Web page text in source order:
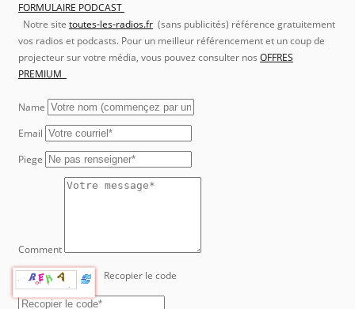
FORMULAIRE PODCAST
Notre site toutes-les-radios.fr (sans publicités) référence gratuitement
vos radios et podcasts. Pour un meilleur référencement et un coup de
projecteur sur votre média, vous pouvez consulter nos OFFRES
PREMIUM
Name
Email
Piege
Comment
Recopier le code